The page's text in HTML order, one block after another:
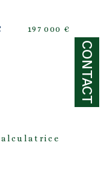
CONTACT
197 000 €